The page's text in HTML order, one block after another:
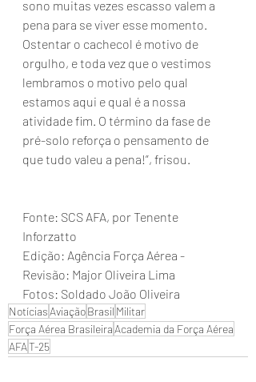
sono muitas vezes escasso valem a
pena para se viver esse momento.
Ostentar o cachecol é motivo de
orgulho, e toda vez que o vestimos
lembramos o motivo pelo qual
estamos aqui e qual é a nossa
atividade fim. O término da fase de
pré-solo reforça o pensamento de
que tudo valeu a pena!”, frisou.
Fonte: SCS AFA, por Tenente
Inforzatto
Edição: Agência Força Aérea -
Revisão: Major Oliveira Lima
Fotos: Soldado João Oliveira
Notícias AviaçãoBrasil Militar
Força Aérea Brasileira Academia da Força Aérea
AFAT-25